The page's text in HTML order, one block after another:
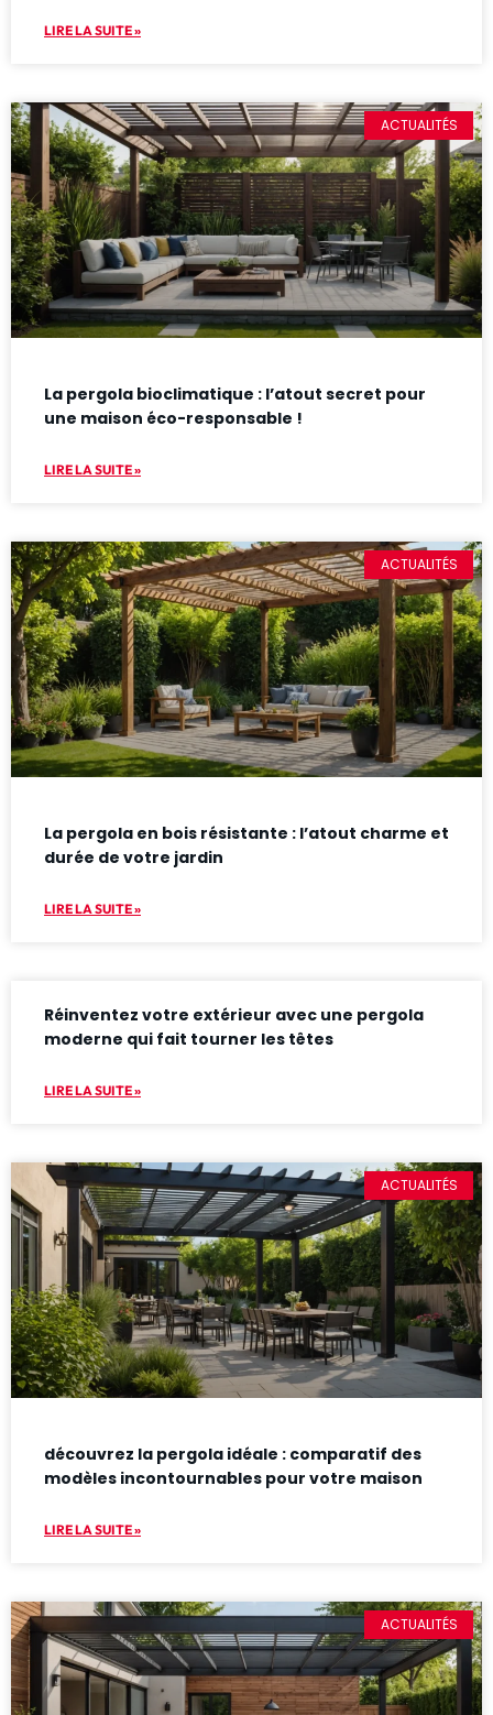
LIRE LA SUITE »
ACTUALITÉS
La pergola bioclimatique : l’atout secret pour
une maison éco-responsable !
LIRE LA SUITE »
ACTUALITÉS
La pergola en bois résistante : l’atout charme et
durée de votre jardin
LIRE LA SUITE »
Réinventez votre extérieur avec une pergola
moderne qui fait tourner les têtes
LIRE LA SUITE »
ACTUALITÉS
découvrez la pergola idéale : comparatif des
modèles incontournables pour votre maison
LIRE LA SUITE »
ACTUALITÉS